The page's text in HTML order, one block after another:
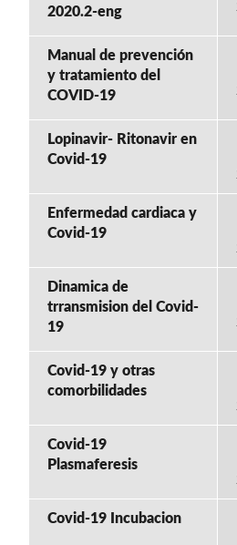
2020.2-eng
Manual de prevención
y tratamiento del
COVID-19
Lopinavir- Ritonavir en
Covid-19
Enfermedad cardiaca y
Covid-19
Dinamica de
trransmision del Covid-
19
Covid-19 y otras
comorbilidades
Covid-19
Plasmaferesis
Covid-19 Incubacion